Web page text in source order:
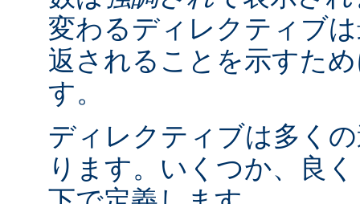
変わるディレクティブ
返されることを示すた
す。
ディレクティブは多く
ります。いくつか、良